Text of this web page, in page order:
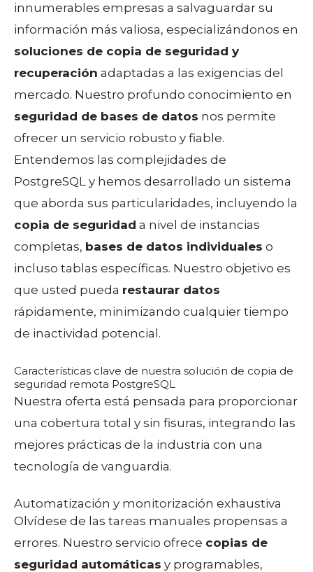
innumerables empresas a salvaguardar su
información más valiosa, especializándonos en
soluciones de copia de seguridad y
recuperación adaptadas a las exigencias del
mercado. Nuestro profundo conocimiento en
seguridad de bases de datos nos permite
ofrecer un servicio robusto y fiable.
Entendemos las complejidades de
PostgreSQL y hemos desarrollado un sistema
que aborda sus particularidades, incluyendo la
copia de seguridad a nivel de instancias
completas, bases de datos individuales o
incluso tablas específicas. Nuestro objetivo es
que usted pueda restaurar datos
rápidamente, minimizando cualquier tiempo
de inactividad potencial.
Características clave de nuestra solución de copia de
seguridad remota PostgreSQL
Nuestra oferta está pensada para proporcionar
una cobertura total y sin fisuras, integrando las
mejores prácticas de la industria con una
tecnología de vanguardia.
Automatización y monitorización exhaustiva
Olvídese de las tareas manuales propensas a
errores. Nuestro servicio ofrece copias de
seguridad automáticas y programables,